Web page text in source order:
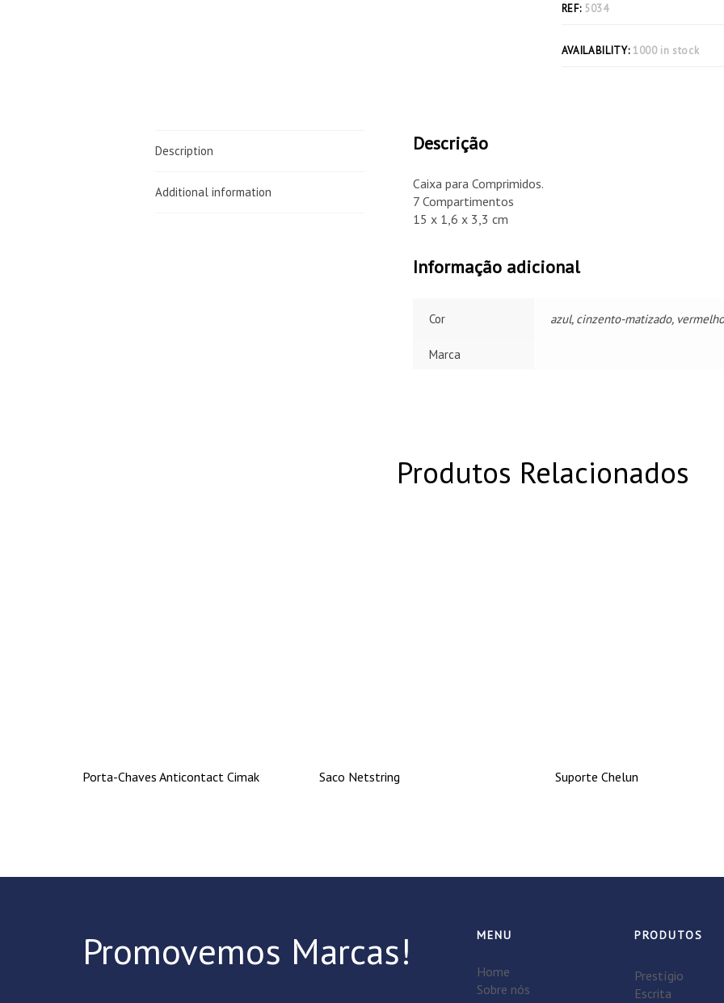
REF: 5034
AVAILABILITY: 1000 in stock
Description
Additional information
Descrição
Caixa para Comprimidos.
7 Compartimentos
15 x 1,6 x 3,3 cm
Informação adicional
Cor azul, cinzento-matizado,
Marca
Produtos Relacionados
Porta-Chaves Anticontact Cimak Saco Netstring Suporte Chelun
Promovemos Marcas! MENU
Home
Sobre nós
PRODUTOS
Prestígio
Escrita